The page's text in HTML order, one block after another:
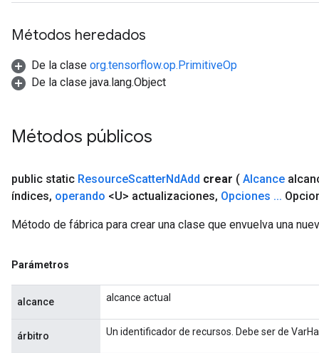
Métodos heredados
De la clase org.tensorflow.op.PrimitiveOp
De la clase java.lang.Object
Métodos públicos
public static ResourceScatterNdAdd crear ( Alcance
índices, operando <U> actualizaciones, Opciones ...
Método de fábrica para crear una clase que envuelva una
Parámetros
alcance alcance actual
árbitro Un identificador de recursos. Debe ser de